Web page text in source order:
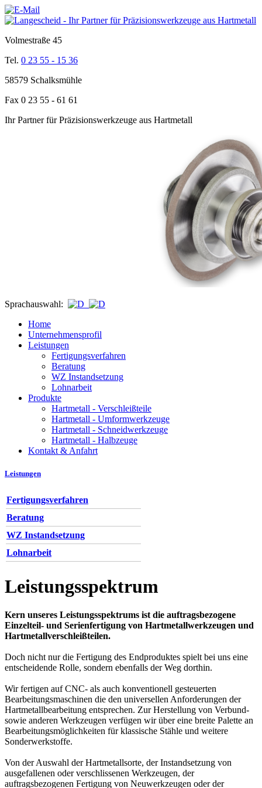
Volmestraße 45
Tel. 0 23 55 - 15 36
58579 Schalksmühle
Fax 0 23 55 - 61 61
Ihr Partner für Präzisionswerkzeuge aus Hartmetall
Sprachauswahl:
Home
Unternehmensprofil
Leistungen
Fertigungsverfahren
Beratung
WZ Instandsetzung
Lohnarbeit
Produkte
Hartmetall - Verschleißteile
Hartmetall - Umformwerkzeuge
Hartmetall - Schneidwerkzeuge
Hartmetall - Halbzeuge
Kontakt & Anfahrt
Leistungen
Fertigungsverfahren
Beratung
WZ Instandsetzung
Lohnarbeit
Leistungsspektrum
Kern unseres Leistungsspektrums ist die auftragsbezogene
Einzelteil- und Serienfertigung von Hartmetallwerkzeugen und
Hartmetallverschleißteilen.
Doch nicht nur die Fertigung des Endproduktes spielt bei uns eine
entscheidende Rolle, sondern ebenfalls der Weg dorthin.
Wir fertigen auf CNC- als auch konventionell gesteuerten
Bearbeitungsmaschinen die den universellen Anforderungen der
Hartmetallbearbeitung entsprechen. Zur Herstellung von Verbund-
sowie anderen Werkzeugen verfügen wir über eine breite Palette an
Bearbeitungsmöglichkeiten für klassische Stähle und weitere
Sonderwerkstoffe.
Von der Auswahl der Hartmetallsorte, der Instandsetzung von
ausgefallenen oder verschlissenen Werkzeugen, der
auftragsbezogenen Fertigung von Neuwerkzeugen oder der